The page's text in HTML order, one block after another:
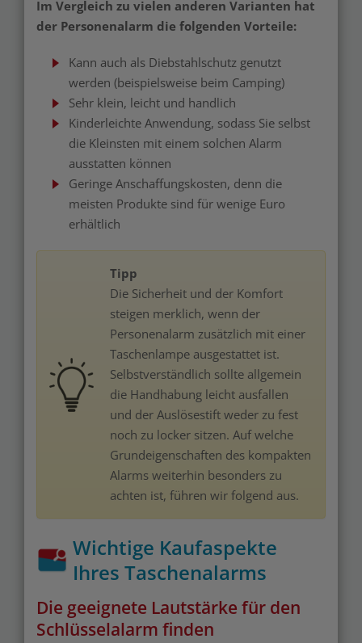
Im Vergleich zu vielen anderen Varianten hat
der Personenalarm die folgenden Vorteile:
Kann auch als Diebstahlschutz genutzt
werden (beispielsweise beim Camping)
Sehr klein, leicht und handlich
Kinderleichte Anwendung, sodass Sie selbst
die Kleinsten mit einem solchen Alarm
ausstatten können
Geringe Anschaffungskosten, denn die
meisten Produkte sind für wenige Euro
erhältlich
Tipp
Die Sicherheit und der Komfort
steigen merklich, wenn der
Personenalarm zusätzlich mit einer
Taschenlampe ausgestattet ist.
Selbstverständlich sollte allgemein
die Handhabung leicht ausfallen
und der Auslösestift weder zu fest
noch zu locker sitzen. Auf welche
Grundeigenschaften des kompakten
Alarms weiterhin besonders zu
achten ist, führen wir folgend aus.
Wichtige Kaufaspekte
Ihres Taschenalarms
Die geeignete Lautstärke für den
Schlüsselalarm finden